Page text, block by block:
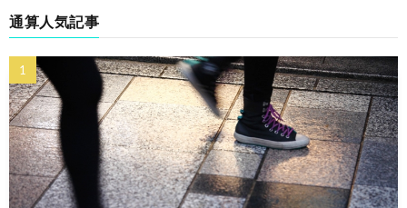
通算人気記事